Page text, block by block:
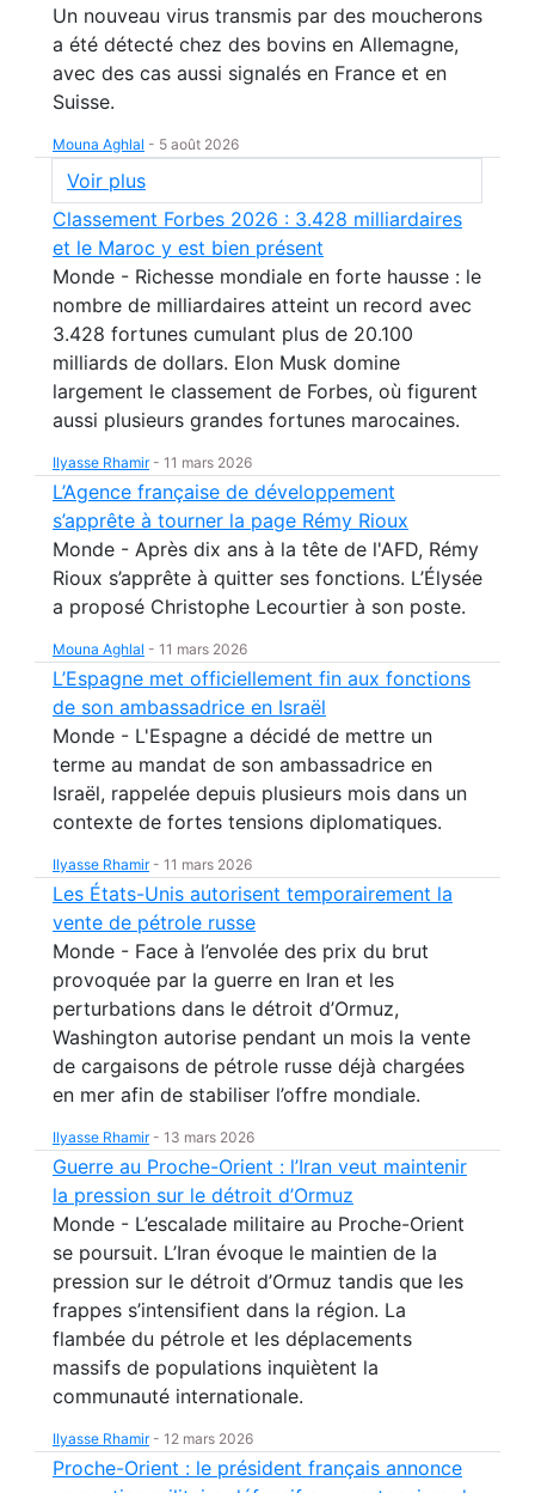
Un nouveau virus transmis par des moucherons
a été détecté chez des bovins en Allemagne,
avec des cas aussi signalés en France et en
Suisse.
Mouna Aghlal - 5 août 2026
Voir plus
Classement Forbes 2026 : 3.428 milliardaires
et le Maroc y est bien présent
Monde - Richesse mondiale en forte hausse : le
nombre de milliardaires atteint un record avec
3.428 fortunes cumulant plus de 20.100
milliards de dollars. Elon Musk domine
largement le classement de Forbes, où figurent
aussi plusieurs grandes fortunes marocaines.
Ilyasse Rhamir- 11 mars 2026
L’Agence française de développement
s’apprête à tourner la page Rémy Rioux
Monde - Après dix ans à la tête de l'AFD, Rémy
Rioux s’apprête à quitter ses fonctions. L’Élysée
a proposé Christophe Lecourtier à son poste.
Mouna Aghlal - 11 mars 2026
L’Espagne met officiellement fin aux fonctions
de son ambassadrice en Israël
Monde - L'Espagne a décidé de mettre un
terme au mandat de son ambassadrice en
Israël, rappelée depuis plusieurs mois dans un
contexte de fortes tensions diplomatiques.
Ilyasse Rhamir- 11 mars 2026
Les États-Unis autorisent temporairement la
vente de pétrole russe
Monde - Face à l’envolée des prix du brut
provoquée par la guerre en Iran et les
perturbations dans le détroit d’Ormuz,
Washington autorise pendant un mois la vente
de cargaisons de pétrole russe déjà chargées
en mer afin de stabiliser l’offre mondiale.
Ilyasse Rhamir- 13 mars 2026
Guerre au Proche-Orient : l’Iran veut maintenir
la pression sur le détroit d’Ormuz
Monde - L’escalade militaire au Proche-Orient
se poursuit. L’Iran évoque le maintien de la
pression sur le détroit d’Ormuz tandis que les
frappes s’intensifient dans la région. La
flambée du pétrole et les déplacements
massifs de populations inquiètent la
communauté internationale.
Ilyasse Rhamir- 12 mars 2026
Proche-Orient : le président français annonce